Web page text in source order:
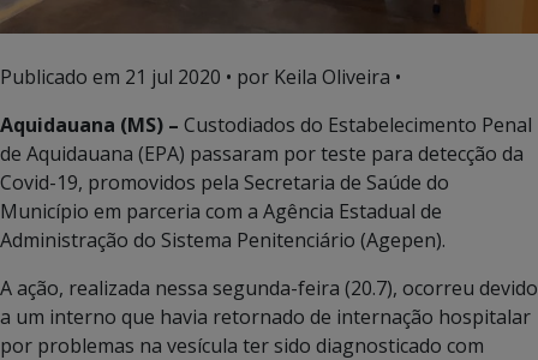
Publicado em 21 jul 2020 • por Keila Oliveira •
Aquidauana (MS) – Custodiados do Estabelecimento Penal
de Aquidauana (EPA) passaram por teste para detecção da
Covid-19, promovidos pela Secretaria de Saúde do
Município em parceria com a Agência Estadual de
Administração do Sistema Penitenciário (Agepen).
A ação, realizada nessa segunda-feira (20.7), ocorreu devido
a um interno que havia retornado de internação hospitalar
por problemas na vesícula ter sido diagnosticado com